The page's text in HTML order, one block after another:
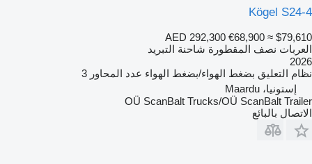
Kögel S24-4
AED 292,300 €68,900 ≈ $79,610
العربات نصف المقطورة شاحنة التبريد
2026
نظام التعليق بضغط الهواء/بضغط الهواء عدد المحاور 3
إستونيا، Maardu
OÜ ScanBalt Trucks/OÜ ScanBalt Trailer
الاتصال بالبائع